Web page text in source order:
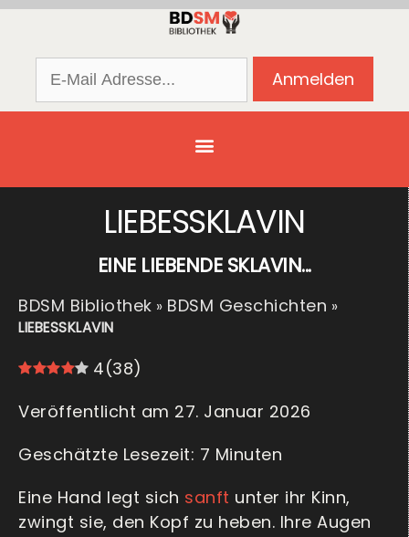
LIEBESSKLAVIN
EINE LIEBENDE SKLAVIN...
BDSM Bibliothek » BDSM Geschichten »
LIEBESSKLAVIN
4(38)
Veröffentlicht am 27. Januar 2026
Eine Hand legt sich sanft unter ihr Kinn,
zwingt sie, den Kopf zu heben. Ihre Augen